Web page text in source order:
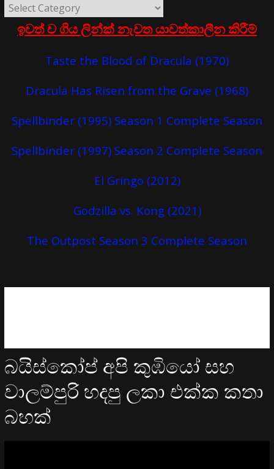
ඉවත් ව ගිය ලින්ක් නැවත යාවත්කාලීන කිරීම්
Taste the Blood of Dracula (1970)
Dracula Has Risen from the Grave (1968)
Spellbinder (1995) Season 1 Complete Season
Spellbinder (1997) Season 2 Complete Season
El Gringo (2012)
Godzilla vs. Kong (2021)
The Outpost Season 3 Complete Season
බයිස්කෝප් අපි කුඹියෝ සහ
වාලම්පුරි හදපු ලකා එක්ක කතා
බහක්